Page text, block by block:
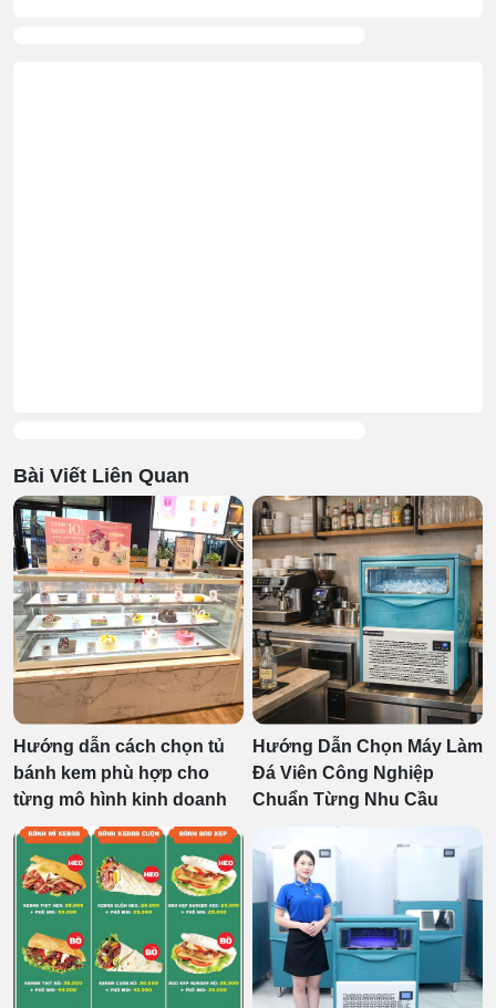
Bài Viết Liên Quan
Hướng dẫn cách chọn tủ
bánh kem phù hợp cho
từng mô hình kinh doanh
Hướng Dẫn Chọn Máy Làm
Đá Viên Công Nghiệp
Chuẩn Từng Nhu Cầu